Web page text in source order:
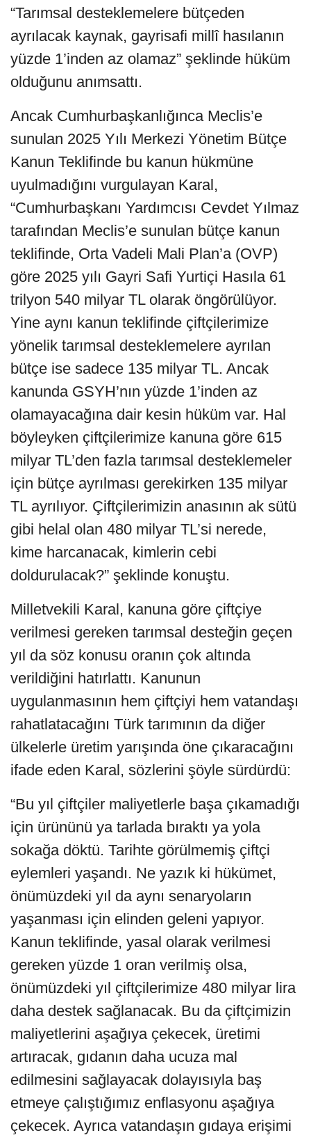
“Tarımsal desteklemelere bütçeden
ayrılacak kaynak, gayrisafi millî hasılanın
yüzde 1’inden az olamaz” şeklinde hüküm
olduğunu anımsattı.
Ancak Cumhurbaşkanlığınca Meclis’e
sunulan 2025 Yılı Merkezi Yönetim Bütçe
Kanun Teklifinde bu kanun hükmüne
uyulmadığını vurgulayan Karal,
“Cumhurbaşkanı Yardımcısı Cevdet Yılmaz
tarafından Meclis’e sunulan bütçe kanun
teklifinde, Orta Vadeli Mali Plan’a (OVP)
göre 2025 yılı Gayri Safi Yurtiçi Hasıla 61
trilyon 540 milyar TL olarak öngörülüyor.
Yine aynı kanun teklifinde çiftçilerimize
yönelik tarımsal desteklemelere ayrılan
bütçe ise sadece 135 milyar TL. Ancak
kanunda GSYH’nın yüzde 1’inden az
olamayacağına dair kesin hüküm var. Hal
böyleyken çiftçilerimize kanuna göre 615
milyar TL’den fazla tarımsal desteklemeler
için bütçe ayrılması gerekirken 135 milyar
TL ayrılıyor. Çiftçilerimizin anasının ak sütü
gibi helal olan 480 milyar TL’si nerede,
kime harcanacak, kimlerin cebi
doldurulacak?” şeklinde konuştu.
Milletvekili Karal, kanuna göre çiftçiye
verilmesi gereken tarımsal desteğin geçen
yıl da söz konusu oranın çok altında
verildiğini hatırlattı. Kanunun
uygulanmasının hem çiftçiyi hem vatandaşı
rahatlatacağını Türk tarımının da diğer
ülkelerle üretim yarışında öne çıkaracağını
ifade eden Karal, sözlerini şöyle sürdürdü:
“Bu yıl çiftçiler maliyetlerle başa çıkamadığı
için ürününü ya tarlada bıraktı ya yola
sokağa döktü. Tarihte görülmemiş çiftçi
eylemleri yaşandı. Ne yazık ki hükümet,
önümüzdeki yıl da aynı senaryoların
yaşanması için elinden geleni yapıyor.
Kanun teklifinde, yasal olarak verilmesi
gereken yüzde 1 oran verilmiş olsa,
önümüzdeki yıl çiftçilerimize 480 milyar lira
daha destek sağlanacak. Bu da çiftçimizin
maliyetlerini aşağıya çekecek, üretimi
artıracak, gıdanın daha ucuza mal
edilmesini sağlayacak dolayısıyla baş
etmeye çalıştığımız enflasyonu aşağıya
çekecek. Ayrıca vatandaşın gıdaya erişimi